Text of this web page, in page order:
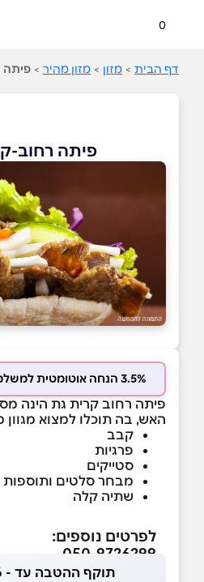
0
דף הבית > מזון > מזון מהיר > פיתה
פיתה רחוב-
3.5% הנחה אוטומטית למשלמים בכרטיס המועדון
פיתה רחוב קרית גת הינה
האש, בה תוכלו למצוא מגוון
קבב
פרגיות
סטייקים
מבחר סלטים ותוספות
שתיה קלה
לפרטים נוספים:
תוקף ההטבה עד - 08.09.2026